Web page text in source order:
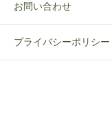
お問い合わせ
プライバシーポリシー